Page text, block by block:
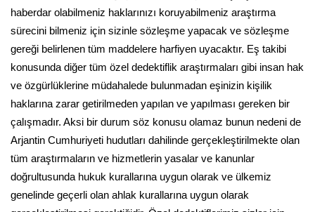
haberdar olabilmeniz haklarınızı koruyabilmeniz araştırma
sürecini bilmeniz için sizinle sözleşme yapacak ve sözleşme
gereği belirlenen tüm maddelere harfiyen uyacaktır. Eş takibi
konusunda diğer tüm özel dedektiflik araştırmaları gibi insan hak
ve özgürlüklerine müdahalede bulunmadan eşinizin kişilik
haklarına zarar getirilmeden yapılan ve yapılması gereken bir
çalışmadır. Aksi bir durum söz konusu olamaz bunun nedeni de
Arjantin Cumhuriyeti hudutları dahilinde gerçekleştirilmekte olan
tüm araştırmaların ve hizmetlerin yasalar ve kanunlar
doğrultusunda hukuk kurallarına uygun olarak ve ülkemiz
genelinde geçerli olan ahlak kurallarına uygun olarak